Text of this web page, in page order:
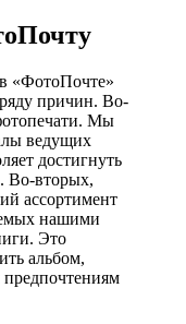
«ФотоПочте»
причин. Во-
Мы
ведущих
достигнуть
Во-вторых,
ассортимент
нашими
Это
альбом,